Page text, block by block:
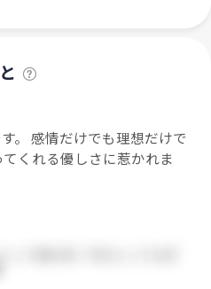
。 感情だけでも理想だけで
くれる優しさに惹かれま